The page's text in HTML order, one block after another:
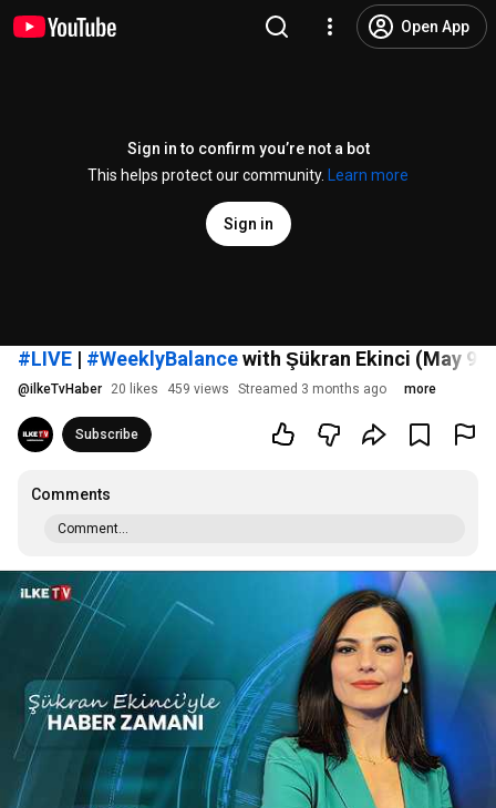
Open App
Sign in to confirm you’re not a bot
This helps protect our community.
Learn more
Sign in
#LIVE | #WeeklyBalancewith Şükran Ekinci (May 9,
@ilkeTvHaber 20 likes 459 views Streamed 3 months ago more
Subscribe
Comments
Comment...